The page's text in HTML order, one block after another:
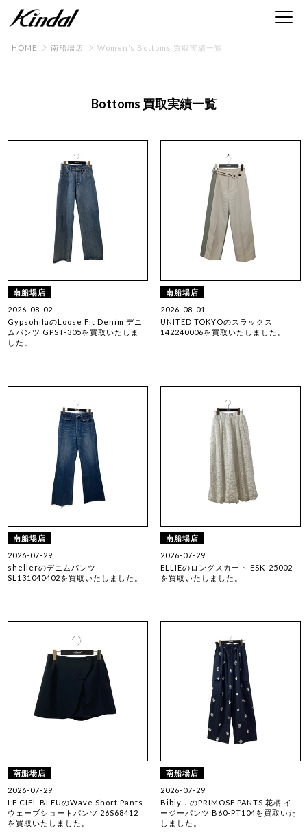
HOME 南船場店 Women’s Bottoms 買取実績一覧
Bottoms 買取実績一覧
南船場店
2026-08-02
GypsohilaのLoose Fit Denim デニ
ムパンツ GPST-305を買取いたしま
した。
南船場店
2026-08-01
UNITED TOKYOのスラックス
142240006を買取いたしました。
南船場店
2026-07-29
shellerのデニムパンツ
SL131040402を買取いたしました。
南船場店
2026-07-29
ELLIEのロングスカート ESK-25002
を買取いたしました。
南船場店
2026-07-29
LE CIEL BLEUのWave Short Pants
ウェーブショートパンツ 26S68412
を買取いたしました。
南船場店
2026-07-29
Bibiy．のPRIMOSE PANTS 花柄 イ
ージーパンツ B60-PT104を買取いた
しました。